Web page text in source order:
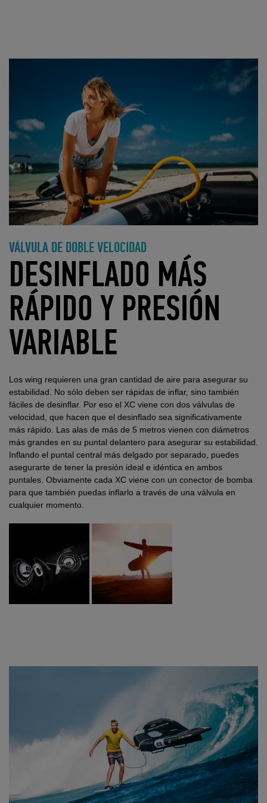
VÁLVULA DE DOBLE VELOCIDAD
DESINFLADO MÁS
RÁPIDO Y PRESIÓN
VARIABLE
Los wing requieren una gran cantidad de aire para asegurar su
estabilidad. No sólo deben ser rápidas de inflar, sino también
fáciles de desinflar. Por eso el XC viene con dos válvulas de
velocidad, que hacen que el desinflado sea significativamente
más rápido. Las alas de más de 5 metros vienen con diámetros
más grandes en su puntal delantero para asegurar su estabilidad.
Inflando el puntal central más delgado por separado, puedes
asegurarte de tener la presión ideal e idéntica en ambos
puntales. Obviamente cada XC viene con un conector de bomba
para que también puedas inflarlo a través de una válvula en
cualquier momento.